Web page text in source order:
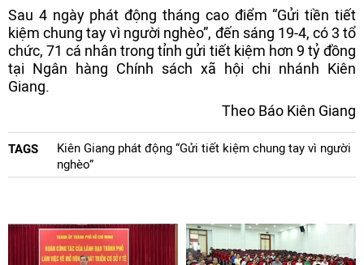
Sau 4 ngày phát động tháng cao điểm “Gửi tiền tiết
kiệm chung tay vì người nghèo”, đến sáng 19-4, có 3 tổ
chức, 71 cá nhân trong tỉnh gửi tiết kiệm hơn 9 tỷ đồng
tại Ngân hàng Chính sách xã hội chi nhánh Kiên
Giang.
Theo Báo Kiên Giang
TAGS
Kiên Giang phát động “Gửi tiết kiệm chung tay vì người
nghèo”